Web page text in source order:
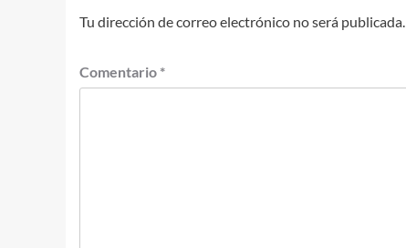
Tu dirección de correo electrónico no será publicada.
Comentario *